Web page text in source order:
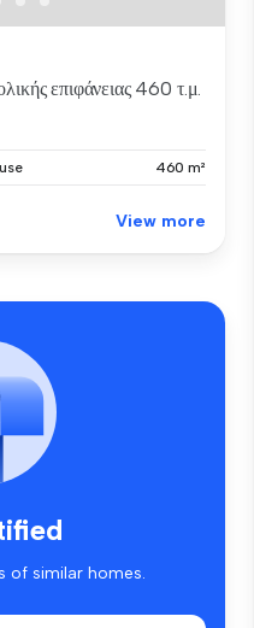
επιφάνειας 460 τ.μ.
460 m²
View more
of similar homes.